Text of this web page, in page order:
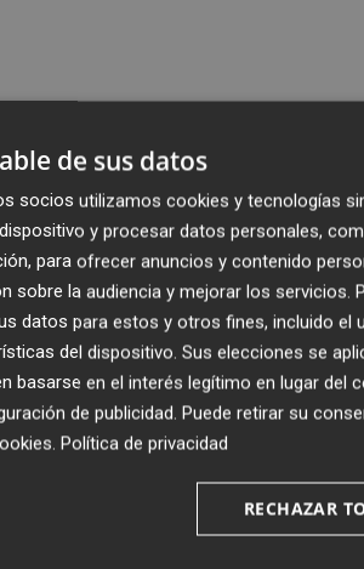
de sus datos
socios utilizamos cookies y tecnologías
y procesar datos personales,
para ofrecer anuncios y contenido
sobre la audiencia y mejorar los servicios.
datos para estos y otros fines, incluido el
del dispositivo. Sus elecciones se
basarse en el interés legítimo en lugar del
de publicidad. Puede retirar su
. Política de privacidad
RECHAZAR